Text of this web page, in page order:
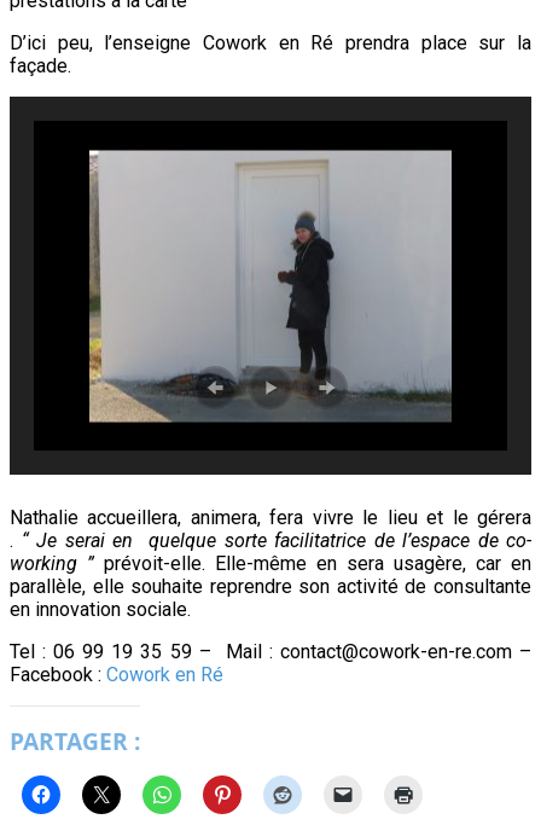
D’ici peu, l’enseigne Cowork en Ré prendra place sur la
façade.
Nathalie accueillera, animera, fera vivre le lieu et le gérera
. “ Je serai en quelque sorte facilitatrice de l’espace de co-
working ”prévoit-elle. Elle-même en sera usagère, car en
parallèle, elle souhaite reprendre son activité de consultante
en innovation sociale.
Tel : 06 99 19 35 59 – Mail : contact@cowork-en-re.com –
Facebook : Cowork en Ré
PARTAGER :